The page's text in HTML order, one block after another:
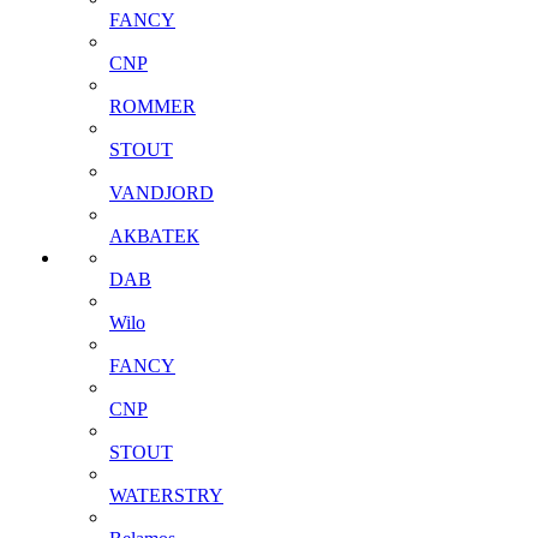
FANCY
CNP
ROMMER
STOUT
VANDJORD
АКВАТЕК
DAB
Wilo
FANCY
CNP
STOUT
WATERSTRY